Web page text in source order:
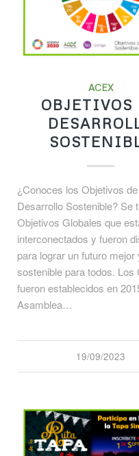
ACEX
OBJETIVOS
¿Conoces los Objetivos de
Desarrollo Sostenible? Se
Objetivos Globales que
interconectados y fueron
para lograr un futuro mejor
sostenible para todos. Los
fueron establecidos en
Asamblea…
19/09/2023